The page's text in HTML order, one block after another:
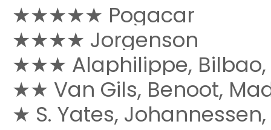
★★★★★ Pogacar
★★★★ Jorgenson
★★★ Alaphilippe, Bilbao,
★★ Van Gils, Benoot,
★ S. Yates,